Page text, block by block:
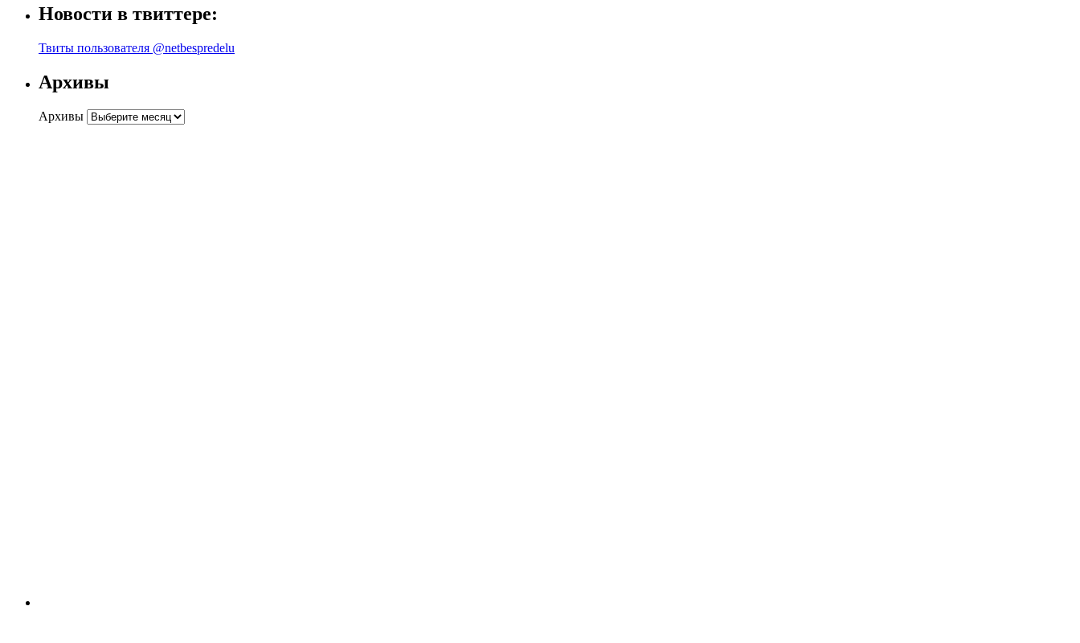
Новости в твиттере:
Твиты пользователя @netbespredelu
Архивы
Архивы